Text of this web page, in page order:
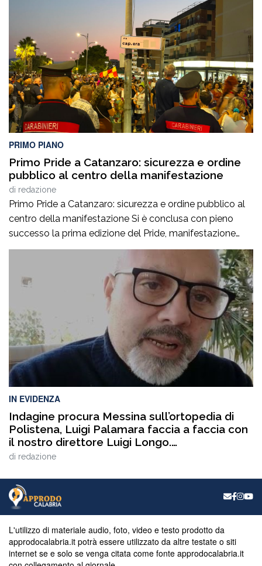
Divieto di Accesso alle Manifestazioni Sportive
(D.A.SPO.), emessi dalla Questura di Reggio Calabria alla
fine del mese di luglio, nei […]
PRIMO PIANO
Primo Pride a Catanzaro: sicurezza e ordine
pubblico al centro della manifestazione
di redazione
Primo Pride a Catanzaro: sicurezza e ordine pubblico al
centro della manifestazione Si è conclusa con pieno
successo la prima edizione del Pride, manifestazione
accompagnata da un ricco programma di eventi
collaterali, tra cui AperiPride, presentazioni di libri, incontri
culturali, dibattiti, talk e momenti di confronto ospitati a
Catanzaro, con interventi e riflessioni dedicati ai […]
IN EVIDENZA
Indagine procura Messina sull’ortopedia di
Polistena, Luigi Palamara faccia a faccia con
il nostro direttore Luigi Longo.
VIDEOINTERVISTA
di redazione
L'utilizzo di materiale audio, foto, video e testo prodotto da
approdocalabria.it potrà essere utilizzato da altre testate o siti
internet se e solo se venga citata come fonte approdocalabria.it